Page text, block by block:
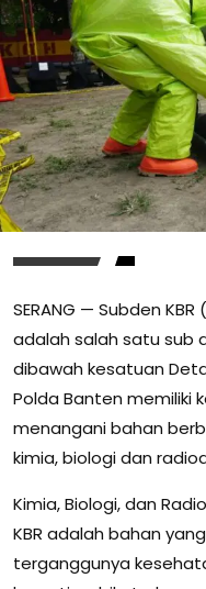
SERANG — Subden
adalah salah satu sub
dibawah kesatuan
Polda Banten memiliki
menangani bahan
kimia, biologi dan
Kimia, Biologi, dan
KBR adalah bahan
terganggunya